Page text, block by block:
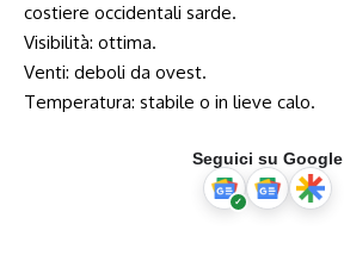
costiere occidentali sarde.
Visibilità: ottima.
Venti: deboli da ovest.
Temperatura: stabile o in lieve calo.
Seguici su Google